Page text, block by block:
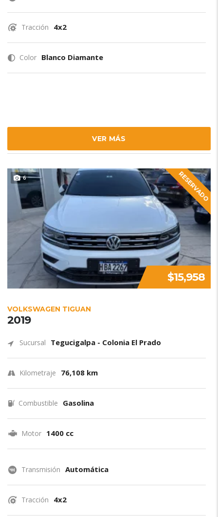
Tracción 4x2
Color Blanco Diamante
VER MÁS
6 RESERVADO
$15,958
VOLKSWAGEN TIGUAN
2019
Sucursal Tegucigalpa - Colonia El Prado
Kilometraje 76,108 km
Combustible Gasolina
Motor 1400 cc
Transmisión Automática
Tracción 4x2